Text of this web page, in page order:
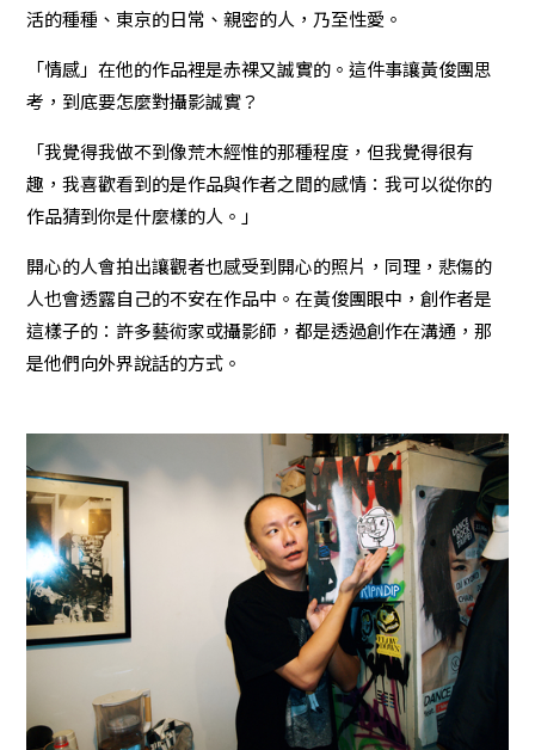
活的種種、東京的日常、親密的人，乃至性愛。
「情感」在他的作品裡是赤裸又誠實的。這件事讓黃俊團思
考，到底要怎麼對攝影誠實？
「我覺得我做不到像荒木經惟的那種程度，但我覺得很有
趣，我喜歡看到的是作品與作者之間的感情：我可以從你的
作品猜到你是什麼樣的人。」
開心的人會拍出讓觀者也感受到開心的照片，同理，悲傷的
人也會透露自己的不安在作品中。在黃俊團眼中，創作者是
這樣子的：許多藝術家或攝影師，都是透過創作在溝通，那
是他們向外界說話的方式。